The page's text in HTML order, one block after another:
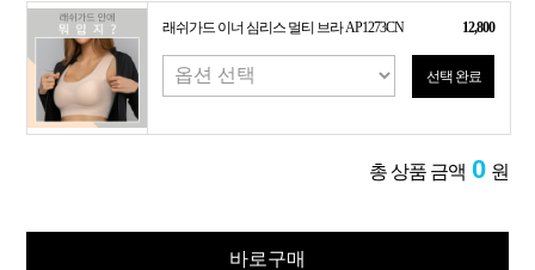
래쉬가드 이너 심리스 멀티 브라 AP1273CN 12,800
선택 완료
총 상품 금액 0 원
바로구매